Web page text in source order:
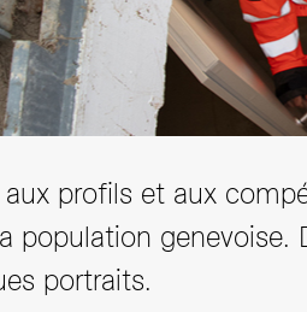
E-newsletter
aux actualités
offres d'emploi
profils et aux
genevoise.
portraits.